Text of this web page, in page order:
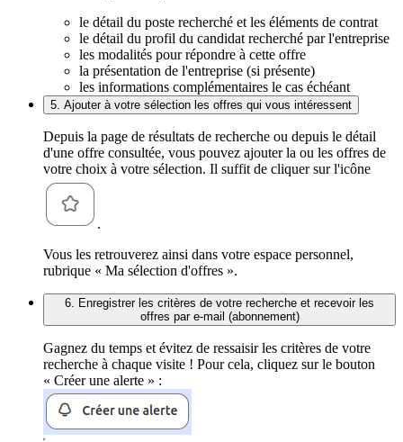
le détail du poste recherché et les éléments de contrat
le détail du profil du candidat recherché par l'entreprise
les modalités pour répondre à cette offre
la présentation de l'entreprise (si présente)
les informations complémentaires le cas échéant
5. Ajouter à votre sélection les offres qui vous intéressent
Depuis la page de résultats de recherche ou depuis le détail
d'une offre consultée, vous pouvez ajouter la ou les offres de
votre choix à votre sélection. Il suffit de cliquer sur l'icône
.
Vous les retrouverez ainsi dans votre espace personnel,
rubrique « Ma sélection d'offres ».
6. Enregistrer les critères de votre recherche et recevoir les
offres par e-mail (abonnement)
Gagnez du temps et évitez de ressaisir les critères de votre
recherche à chaque visite ! Pour cela, cliquez sur le bouton
« Créer une alerte » :